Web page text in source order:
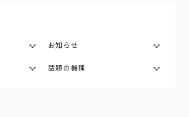
お知らせ
話題の機種